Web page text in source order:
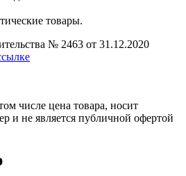
товары.
№ 2463 от 31.12.2020
числе цена товара, носит
и не является публичной офертой